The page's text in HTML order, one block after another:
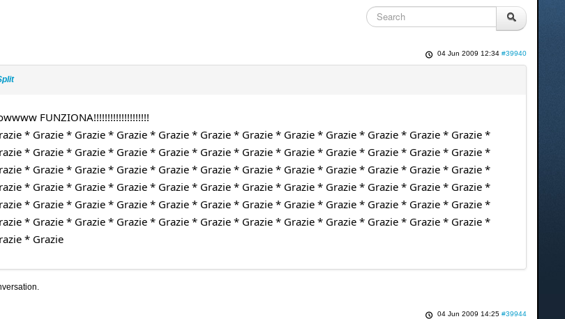
04 Jun 2009 12:34 #39940
FUNZIONA!!!!!!!!!!!!!!!!!!!!
* Grazie * Grazie * Grazie * Grazie * Grazie * Grazie * Grazie * Grazie * Grazie * Grazie * Grazie *
* Grazie * Grazie * Grazie * Grazie * Grazie * Grazie * Grazie * Grazie * Grazie * Grazie * Grazie *
* Grazie * Grazie * Grazie * Grazie * Grazie * Grazie * Grazie * Grazie * Grazie * Grazie * Grazie *
* Grazie * Grazie * Grazie * Grazie * Grazie * Grazie * Grazie * Grazie * Grazie * Grazie * Grazie *
* Grazie * Grazie * Grazie * Grazie * Grazie * Grazie * Grazie * Grazie * Grazie * Grazie * Grazie *
* Grazie * Grazie * Grazie * Grazie * Grazie * Grazie * Grazie * Grazie * Grazie * Grazie * Grazie *
* Grazie
04 Jun 2009 14:25 #39944